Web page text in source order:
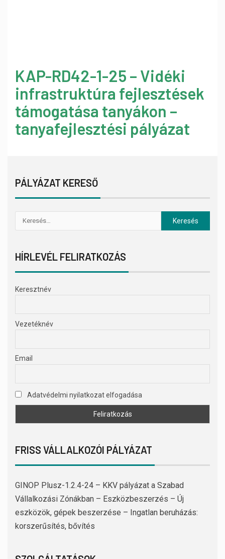
KAP-RD42-1-25 – Vidéki
infrastruktúra fejlesztések
támogatása tanyákon –
tanyafejlesztési pályázat
PÁLYÁZAT KERESŐ
HÍRLEVÉL FELIRATKOZÁS
Keresztnév
Vezetéknév
Email
Adatvédelmi nyilatkozat elfogadása
FRISS VÁLLALKOZÓI PÁLYÁZAT
GINOP Plusz-1.2.4-24 – KKV pályázat a Szabad
Vállalkozási Zónákban – Eszközbeszerzés – Új
eszközök, gépek beszerzése – Ingatlan beruházás:
korszerűsítés, bővítés